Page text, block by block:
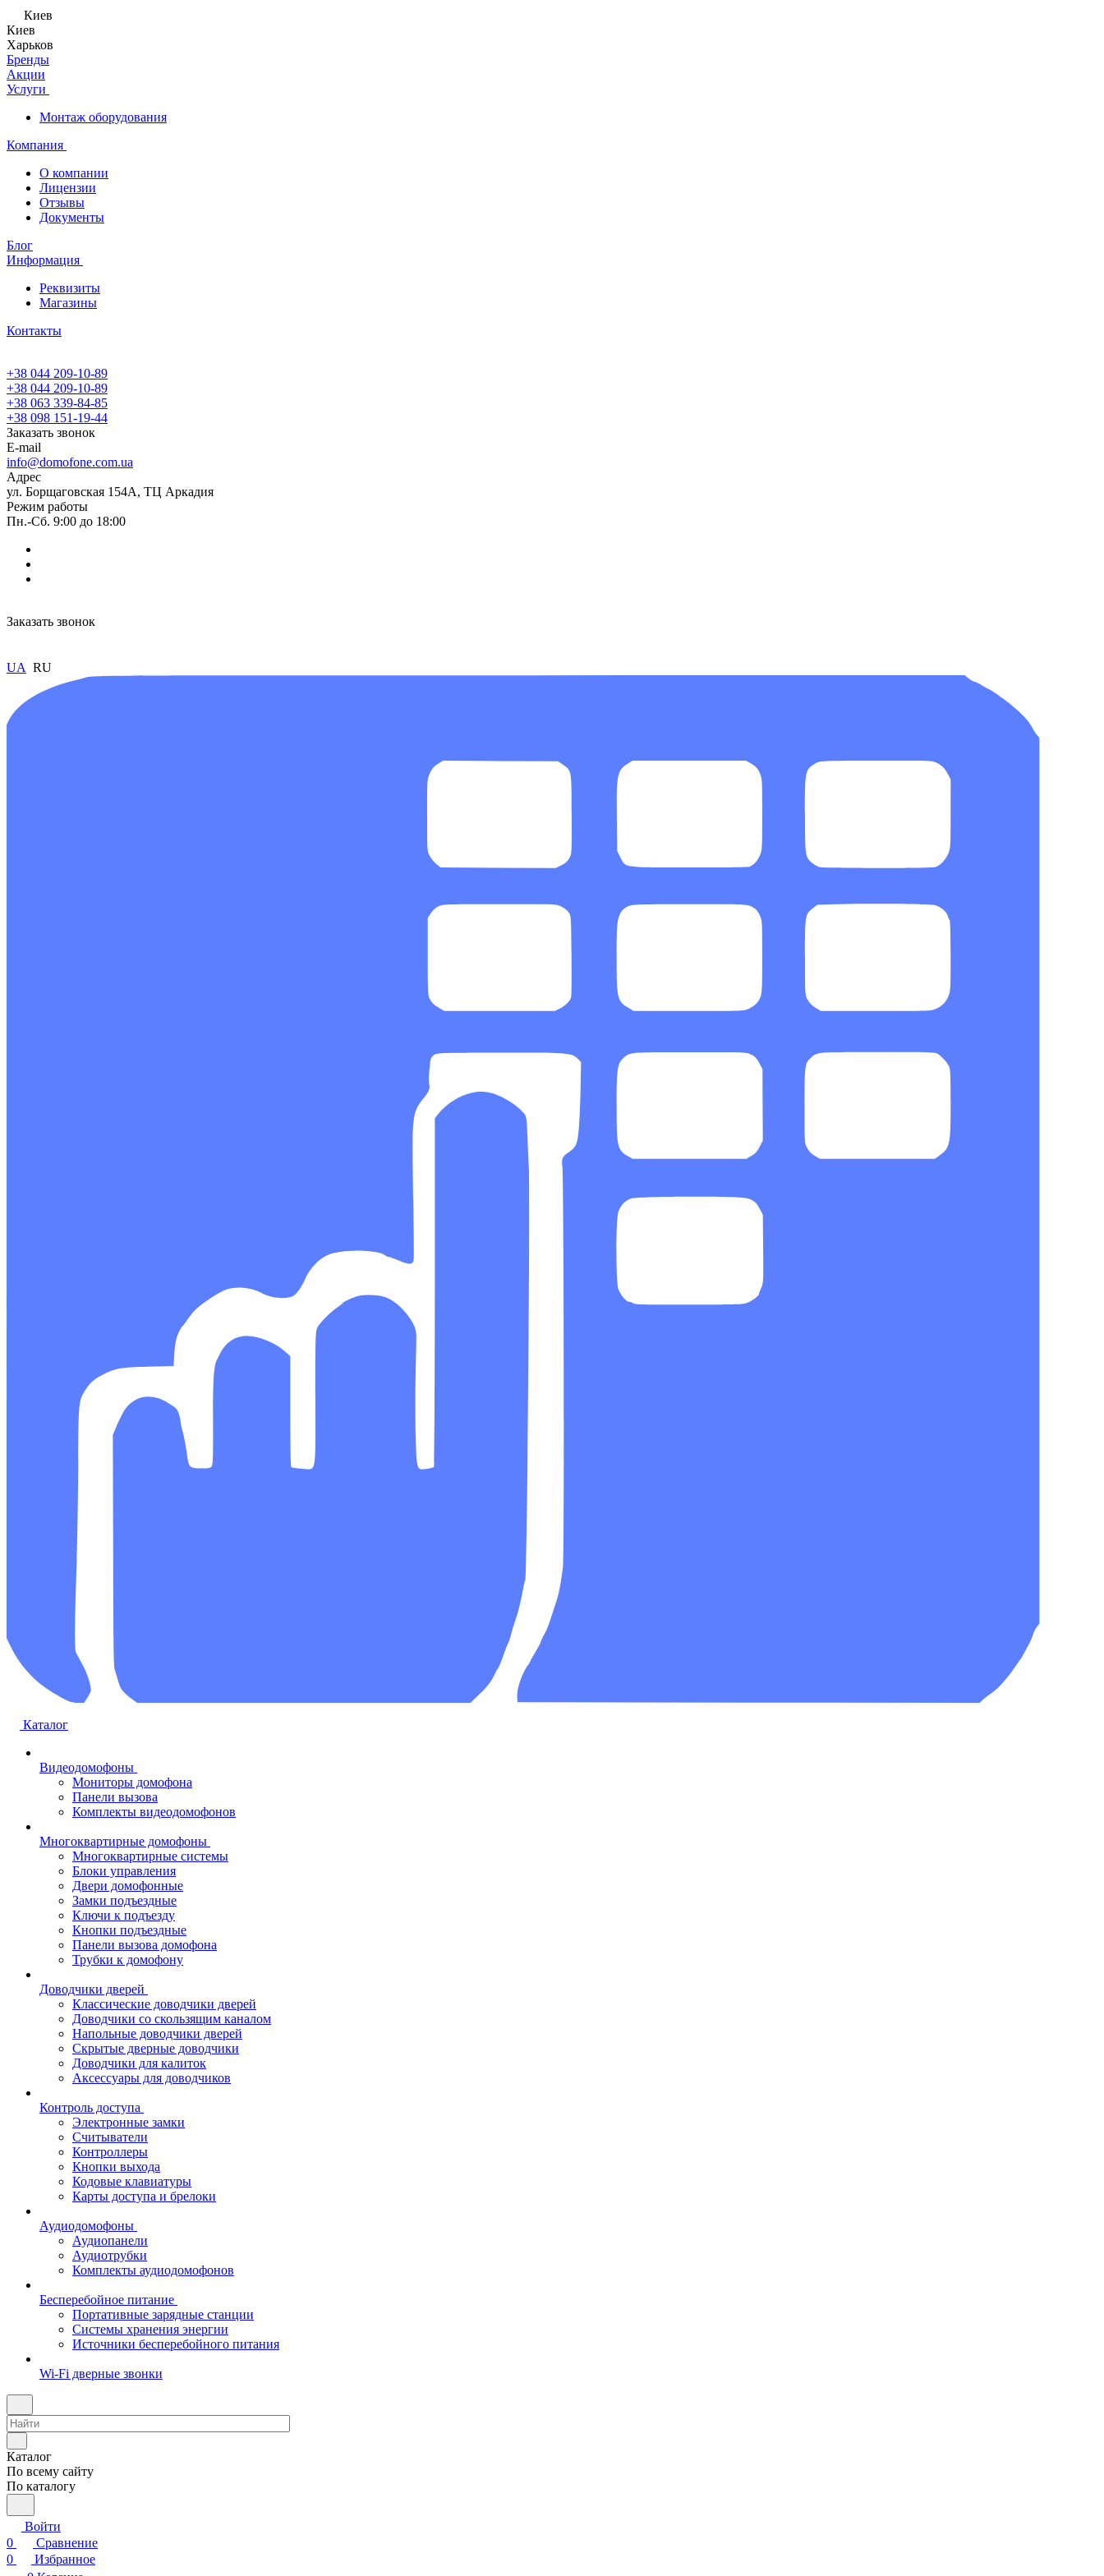
Киев
Киев
Харьков
Бренды
Акции
Услуги
Монтаж оборудования
Компания
О компании
Лицензии
Отзывы
Документы
Блог
Информация
Реквизиты
Магазины
Контакты
+38 044 209-10-89
+38 044 209-10-89
+38 063 339-84-85
+38 098 151-19-44
Заказать звонок
E-mail
info@domofone.com.ua
Адрес
ул. Борщаговская 154А, ТЦ Аркадия
Режим работы
Пн.-Сб. 9:00 до 18:00
Заказать звонок
UA RU
Каталог
Видеодомофоны
Мониторы домофона
Панели вызова
Комплекты видеодомофонов
Многоквартирные домофоны
Многоквартирные системы
Блоки управления
Двери домофонные
Замки подъездные
Ключи к подъезду
Кнопки подъездные
Панели вызова домофона
Трубки к домофону
Доводчики дверей
Классические доводчики дверей
Доводчики со скользящим каналом
Напольные доводчики дверей
Скрытые дверные доводчики
Доводчики для калиток
Аксессуары для доводчиков
Контроль доступа
Электронные замки
Считыватели
Контроллеры
Кнопки выхода
Кодовые клавиатуры
Карты доступа и брелоки
Аудиодомофоны
Аудиопанели
Аудиотрубки
Комплекты аудиодомофонов
Бесперебойное питание
Портативные зарядные станции
Системы хранения энергии
Источники бесперебойного питания
Wi-Fi дверные звонки
Каталог
По всему сайту
По каталогу
Войти
0
Сравнение
0
Избранное